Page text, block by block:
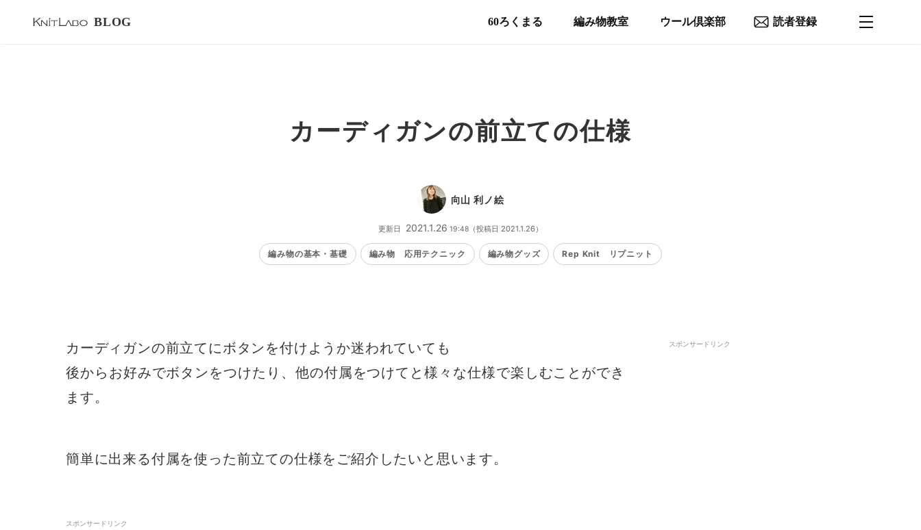
BLOG 60ろくまる 編み物教室 ウール倶楽部 読者登録
カーディガンの前立ての仕様
向山 利ノ絵
更新日 2021.1.26 19:48 （投稿日 2021.1.26）
編み物の基本・基礎 編み物 応用テクニック 編み物グッズ Rep Knit リプニット
カーディガンの前立てにボタンを付けようか迷われていても
後からお好みでボタンをつけたり、他の付属をつけてと様々な仕様で楽しむことができ
ます。
簡単に出来る付属を使った前立ての仕様をご紹介したいと思います。
スポンサードリンク
スポンサードリンク